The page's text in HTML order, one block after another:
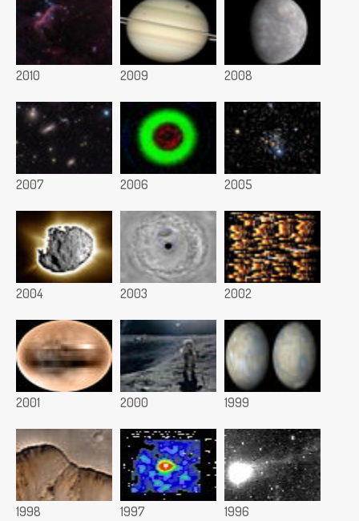
2010 2009 2008
2007 2006 2005
2004 2003 2002
2001 2000 1999
1998 1997 1996